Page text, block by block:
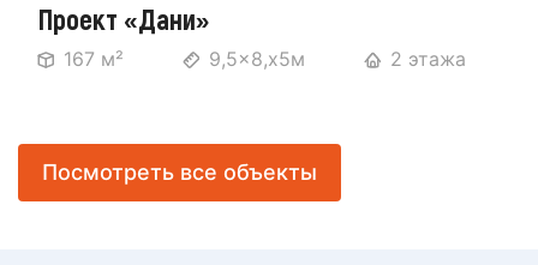
Проект «Дани»
167 м² 9,5x8,x5м 2 этажа
Посмотреть все объекты